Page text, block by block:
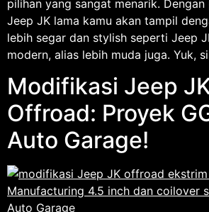
pilihan yang sangat menarik. Dengan
Jeep JK lama kamu akan tampil
lebih segar dan stylish seperti Jeep
modern, alias lebih muda juga. Yuk,
Modifikasi Jeep
Offroad: Proyek
Auto Garage!